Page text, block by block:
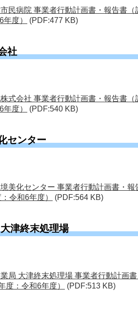
民病院 事業者行動計画書・報告書
度）
(PDF:477 KB)
社
式会社 事業者行動計画書・報告書
度）
(PDF:540 KB)
センター
美化センター 事業者行動計画書・
令和6年度）
(PDF:564 KB)
津終末処理場
局 大津終末処理場 事業者行動計画
度：令和6年度）
(PDF:513 KB)